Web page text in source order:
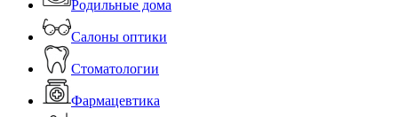
Родильные дома
Салоны оптики
Стоматологии
Фармацевтика